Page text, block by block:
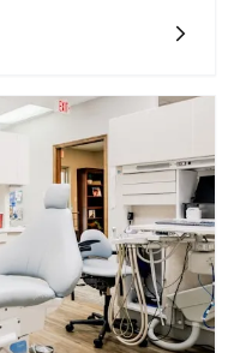
może znacząco
właścicielom większy